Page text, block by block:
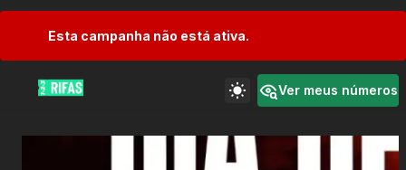
Esta campanha não está ativa.
Ver meus números